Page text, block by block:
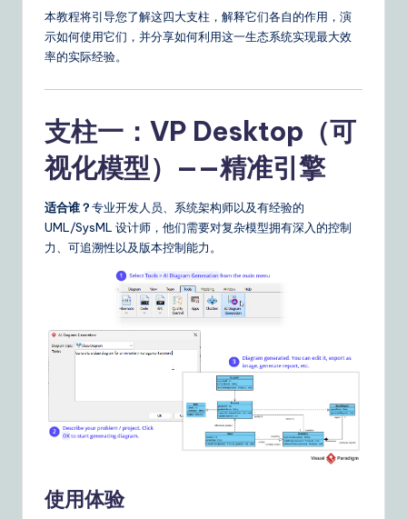
G
ui
d
o
A
w
S
本教程将引导您了解这四大支柱，解释它们各自的作用，演
示如何使用它们，并分享如何利用这一生态系统实现最大效
率的实际经验。
支柱一：VP Desktop（可
视化模型）——精准引擎
适合谁？专业开发人员、系统架构师以及有经验的
UML/SysML 设计师，他们需要对复杂模型拥有深入的控制
力、可追溯性以及版本控制能力。
使用体验